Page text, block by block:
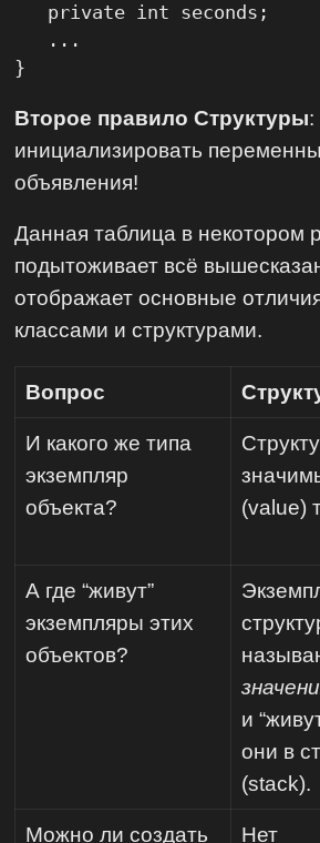
   private int seconds;
   ...
}
Второе правило Структуры:
инициализировать
объявления!
Данная таблица в некотором
подытоживает всё
отображает основные
классами и структурами.
Вопрос
И какого же типа
экземпляр
объекта?
(value)
А где “живут”
экземпляры этих
объектов?
и
они в
(stack).
Можно ли создать Нет